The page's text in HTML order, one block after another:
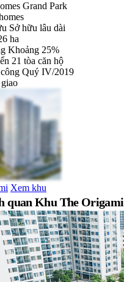
Grand Park
Sở hữu lâu dài
ha
Khoảng 25%
21 tòa căn hộ
Quý IV/2019
Xem khu
quan Khu The Origami